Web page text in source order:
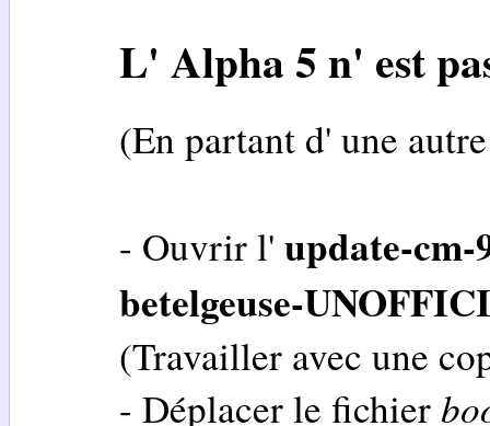
L' Alpha 5 n' est
(En partant d' une
- Ouvrir l' update-cm-
betelgeuse-
(Travailler avec une
- Déplacer le fichier